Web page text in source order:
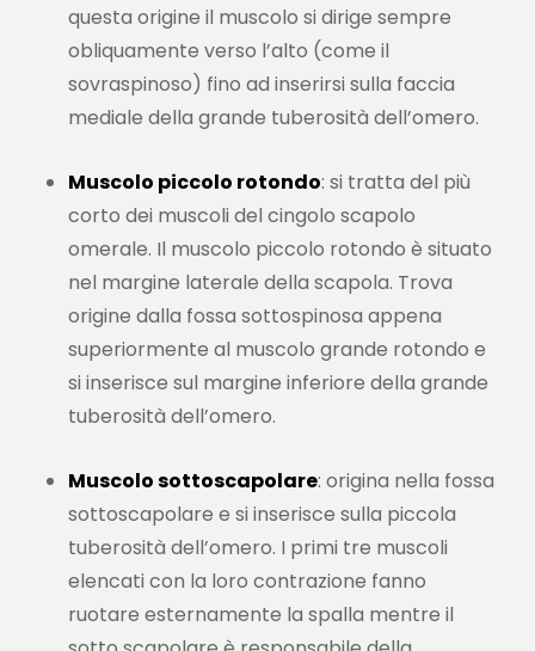
questa origine il muscolo si dirige sempre
obliquamente verso l’alto (come il
sovraspinoso) fino ad inserirsi sulla faccia
mediale della grande tuberosità dell’omero.
Muscolo piccolo rotondo: si tratta del più
corto dei muscoli del cingolo scapolo
omerale. Il muscolo piccolo rotondo è situato
nel margine laterale della scapola. Trova
origine dalla fossa sottospinosa appena
superiormente al muscolo grande rotondo e
si inserisce sul margine inferiore della grande
tuberosità dell’omero.
Muscolo sottoscapolare: origina nella fossa
sottoscapolare e si inserisce sulla piccola
tuberosità dell’omero. I primi tre muscoli
elencati con la loro contrazione fanno
ruotare esternamente la spalla mentre il